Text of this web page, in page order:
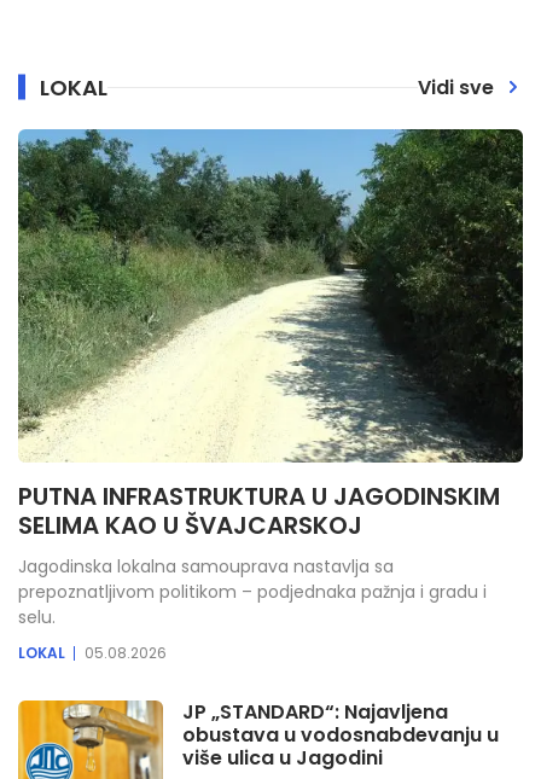
LOKAL Vidi sve
PUTNA INFRASTRUKTURA U JAGODINSKIM
SELIMA KAO U ŠVAJCARSKOJ
Jagodinska lokalna samouprava nastavlja sa
prepoznatljivom politikom – podjednaka pažnja i gradu i
selu.
LOKAL 05.08.2026
JP „STANDARD“: Najavljena
obustava u vodosnabdevanju u
više ulica u Jagodini